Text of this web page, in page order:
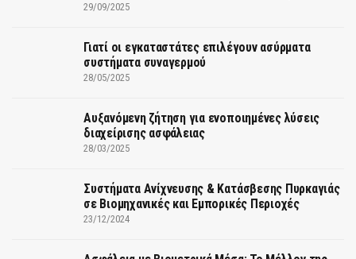
29/09/2025
Γιατί οι εγκαταστάτες επιλέγουν ασύρματα
συστήματα συναγερμού
28/05/2025
Αυξανόμενη ζήτηση για ενοποιημένες λύσεις
διαχείρισης ασφάλειας
28/03/2025
Συστήματα Ανίχνευσης & Κατάσβεσης Πυρκαγιάς
σε Βιομηχανικές και Εμπορικές Περιοχές
23/12/2024